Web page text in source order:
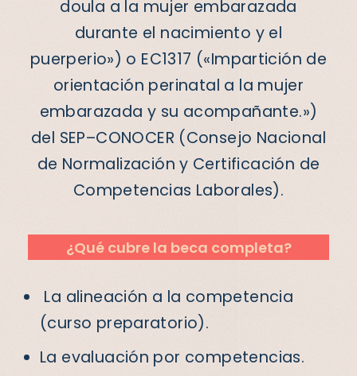
doula a la mujer embarazada
durante el nacimiento y el
puerperio») o EC1317 («Impartición de
orientación perinatal a la mujer
embarazada y su acompañante.»)
del SEP–CONOCER (Consejo Nacional
de Normalización y Certificación de
Competencias Laborales).
¿Qué cubre la beca completa?
La alineación a la competencia
(curso preparatorio).
La evaluación por competencias.